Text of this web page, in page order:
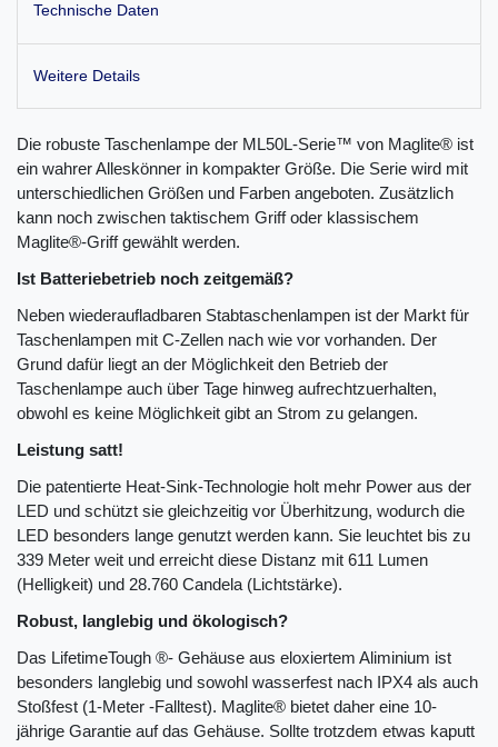
Technische Daten
Weitere Details
Die robuste Taschenlampe der ML50L-Serie™ von Maglite® ist
ein wahrer Alleskönner in kompakter Größe. Die Serie wird mit
unterschiedlichen Größen und Farben angeboten. Zusätzlich
kann noch zwischen taktischem Griff oder klassischem
Maglite®-Griff gewählt werden.
Ist Batteriebetrieb noch zeitgemäß?
Neben wiederaufladbaren Stabtaschenlampen ist der Markt für
Taschenlampen mit C-Zellen nach wie vor vorhanden. Der
Grund dafür liegt an der Möglichkeit den Betrieb der
Taschenlampe auch über Tage hinweg aufrechtzuerhalten,
obwohl es keine Möglichkeit gibt an Strom zu gelangen.
Leistung satt!
Die patentierte Heat-Sink-Technologie holt mehr Power aus der
LED und schützt sie gleichzeitig vor Überhitzung, wodurch die
LED besonders lange genutzt werden kann. Sie leuchtet bis zu
339 Meter weit und erreicht diese Distanz mit 611 Lumen
(Helligkeit) und 28.760 Candela (Lichtstärke).
Robust, langlebig und ökologisch?
Das LifetimeTough ®- Gehäuse aus eloxiertem Aliminium ist
besonders langlebig und sowohl wasserfest nach IPX4 als auch
Stoßfest (1-Meter -Falltest). Maglite® bietet daher eine 10-
jährige Garantie auf das Gehäuse. Sollte trotzdem etwas kaputt